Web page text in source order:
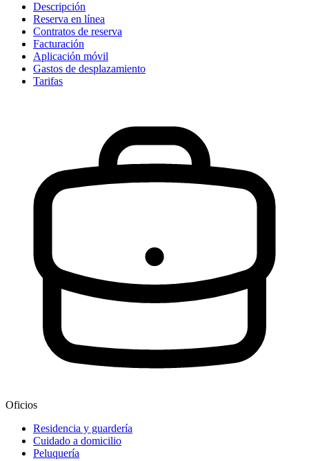
Descripción
Reserva en línea
Contratos de reserva
Facturación
Aplicación móvil
Gastos de desplazamiento
Tarifas
Oficios
Residencia y guardería
Cuidado a domicilio
Peluquería